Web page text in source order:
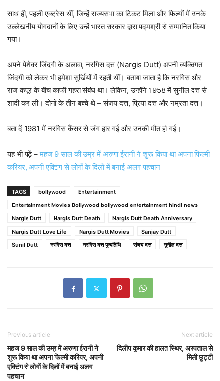
साथ ही, पहली एक्ट्रेस थीं, जिन्हें राज्यसभा का टिकट मिला और फिल्मों में उनके
उल्लेखनीय योगदानों के लिए उन्हें भारत सरकार द्वारा पद्मश्री से सम्मानित किया
गया।
अपने पेशेवर जिंदगी के अलावा, नरगिस दत्त (Nargis Dutt) अपनी व्यक्तिगत
जिंदगी को लेकर भी हमेशा सुर्खियों में रहती थीं। बताया जाता है कि नरगिस और
राज कपूर के बीच काफी गहरा संबंध था। लेकिन, उन्होंने 1958 में सुनील दत्त से
शादी कर ली। दोनों के तीन बच्चे थे – संजय दत्त, प्रिया दत्त और नम्रता दत्त।
बता दें 1981 में नरगिस कैंसर से जंग हार गईं और उनकी मौत हो गई।
यह भी पढ़ें –महज 9 साल की उम्र में अरुणा ईरानी ने शुरू किया था अपना फिल्मी
करियर, अपनी एक्टिंग से लोगों के दिलों में बनाई अलग पहचान
TAGS bollywood
Entertainment
Entertainment Movies Bollywood bollywood entertainment hindi news
Nargis Dutt
Nargis Dutt Death
Nargis Dutt Death Anniversary
Nargis Dutt Love Life
Nargis Dutt Movies
Sanjay Dutt
Sunil Dutt
नरगिस दत्त नरगिस दत्त पुण्यतिथि संजय दत्त सुनील दत्त
Previous article
महज 9 साल की उम्र में अरुणा ईरानी ने
शुरू किया था अपना फिल्मी करियर, अपनी
एक्टिंग से लोगों के दिलों में बनाई अलग
पहचान
Next article
दिलीप कुमार की हालत स्थिर, अस्पताल से
मिली छुट्टी